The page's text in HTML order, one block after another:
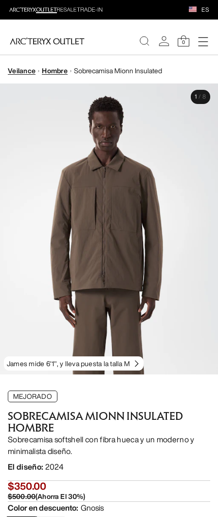
ES
0
MUJERE
Veilance Hombre Sobrecamisa Mionn Insulated
James mide 6'1", y lleva puesta la talla M
1 / 8
MEJORADO
SOBRECAMISA MIONN INSULATED
HOMBRE
Sobrecamisa softshell con fibra hueca y un moderno y
minimalista diseño.
El diseño: 2024
$350.00
$500.00(Ahorra El30%)
Color en descuento: Gnosis